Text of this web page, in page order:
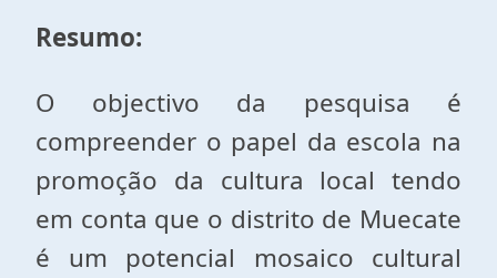
Resumo:
O objectivo da pesquisa é
compreender o papel da escola na
promoção da cultura local tendo
em conta que o distrito de Muecate
é um potencial mosaico cultural